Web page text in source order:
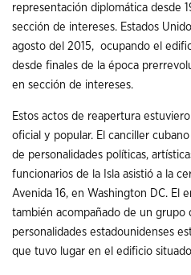
representación diplomática desde
sección de intereses. Estados
agosto del 2015, ocupando el
desde finales de la época
en sección de intereses.
Estos actos de reapertura
oficial y popular. El canciller
de personalidades políticas,
funcionarios de la Isla asistió a la
Avenida 16, en Washington DC. El
también acompañado de un grupo
personalidades estadounidenses
que tuvo lugar en el edificio